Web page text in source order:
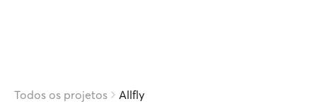
Todos os projetos Allfly